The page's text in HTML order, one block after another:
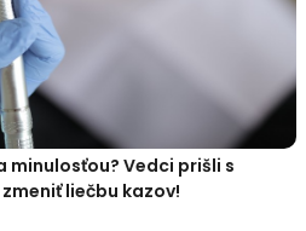
minulosťou? Vedci prišli s
liečbu kazov!